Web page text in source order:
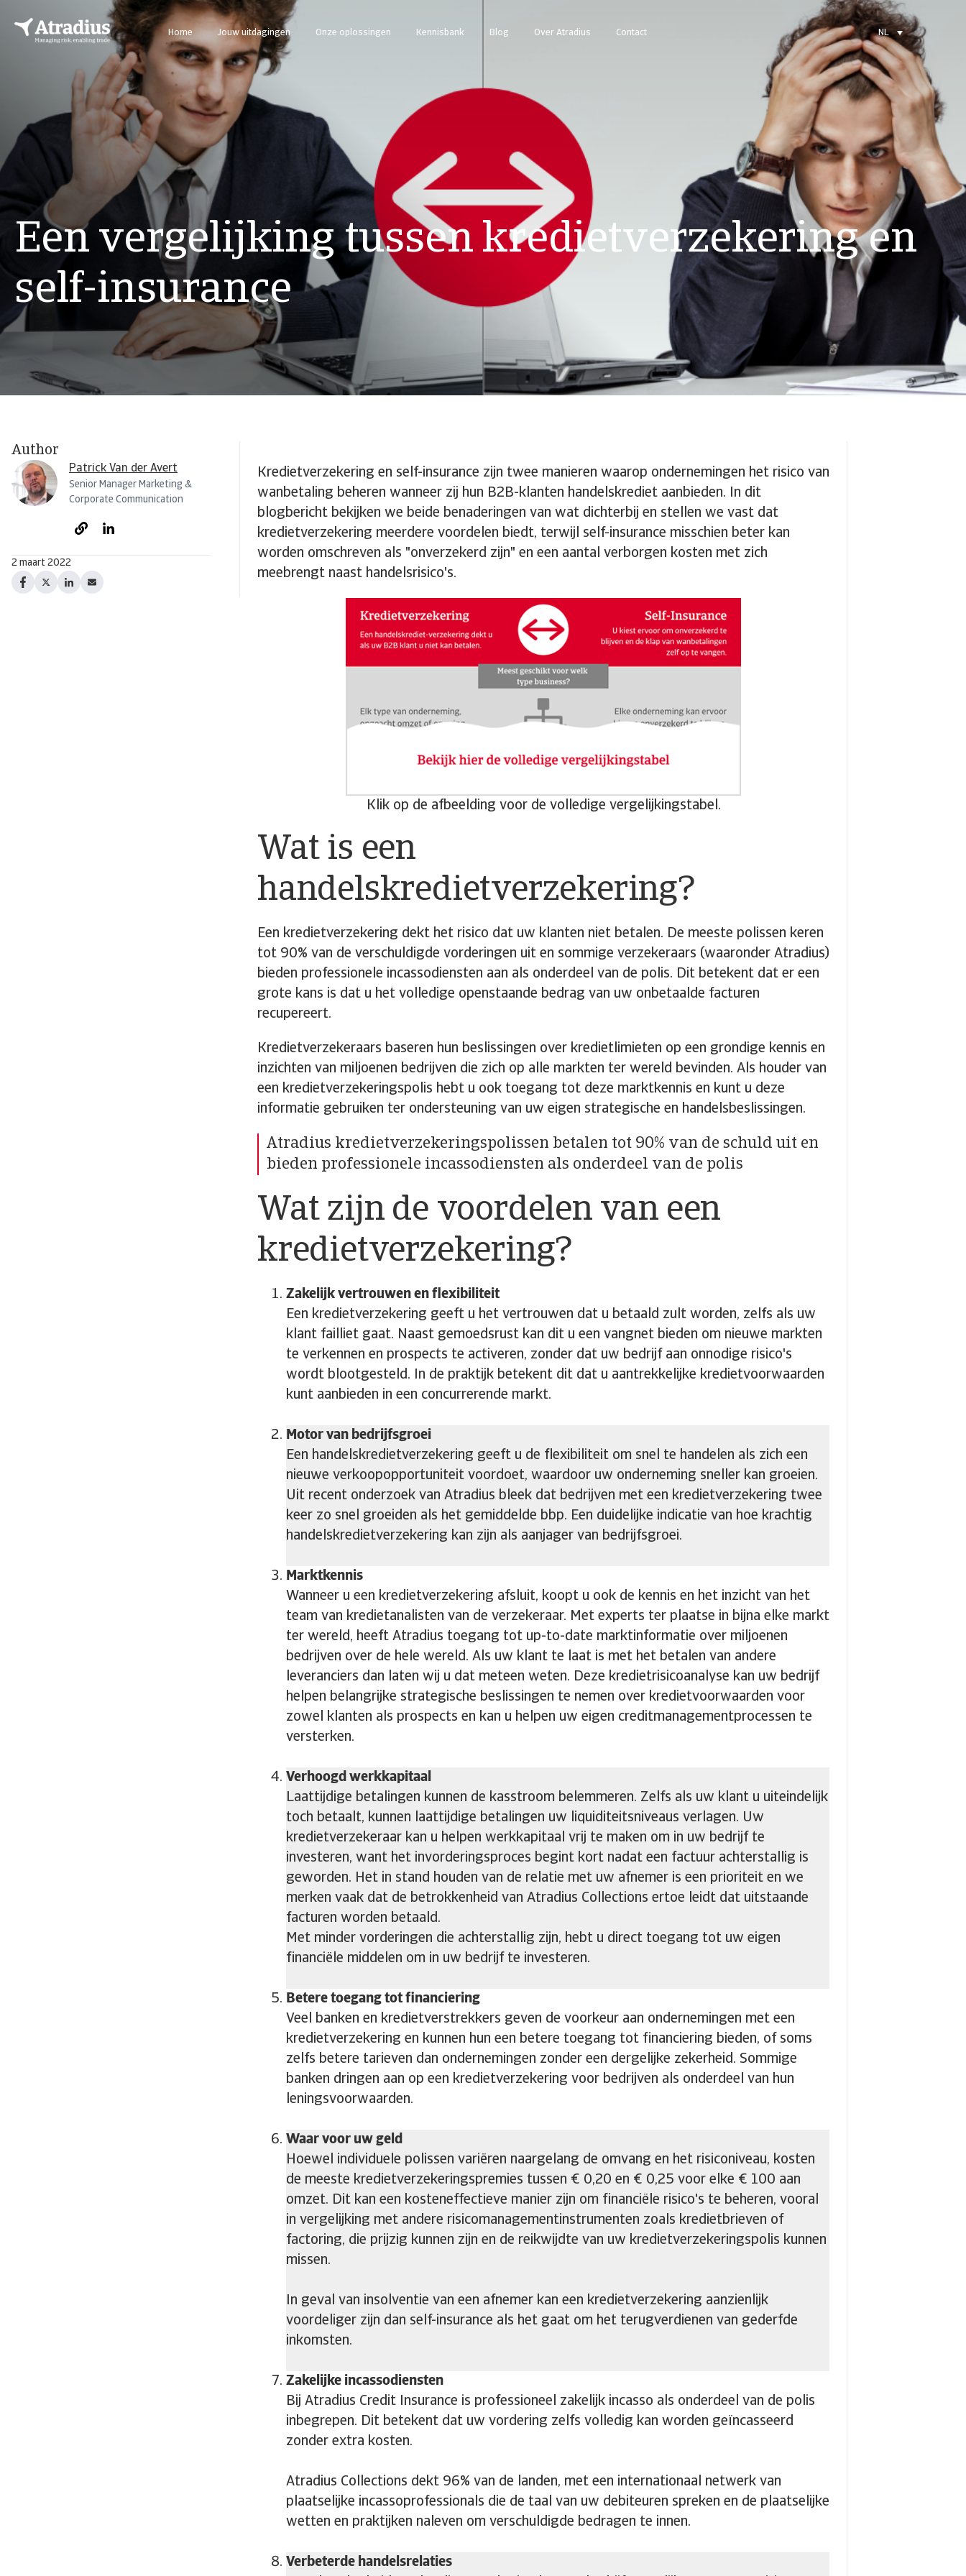
Home Jouw uitdagingen Onze oplossingen Kennisbank Blog Over Atradius Contact NL
Een vergelijking tussen kredietverzekering en
self-insurance
Author
Patrick Van der Avert
Senior Manager Marketing &
Corporate Communication
2 maart 2022
Kredietverzekering en self-insurance zijn twee manieren waarop ondernemingen het risico van
wanbetaling beheren wanneer zij hun B2B-klanten handelskrediet aanbieden. In dit
blogbericht bekijken we beide benaderingen van wat dichterbij en stellen we vast dat
kredietverzekering meerdere voordelen biedt, terwijl self-insurance misschien beter kan
worden omschreven als "onverzekerd zijn" en een aantal verborgen kosten met zich
meebrengt naast handelsrisico's.
Klik op de afbeelding voor de volledige vergelijkingstabel.
Wat is een
handelskredietverzekering?
Een kredietverzekering dekt het risico dat uw klanten niet betalen. De meeste polissen keren
tot 90% van de verschuldigde vorderingen uit en sommige verzekeraars (waaronder Atradius)
bieden professionele incassodiensten aan als onderdeel van de polis. Dit betekent dat er een
grote kans is dat u het volledige openstaande bedrag van uw onbetaalde facturen
recupereert.
Kredietverzekeraars baseren hun beslissingen over kredietlimieten op een grondige kennis en
inzichten van miljoenen bedrijven die zich op alle markten ter wereld bevinden. Als houder van
een kredietverzekeringspolis hebt u ook toegang tot deze marktkennis en kunt u deze
informatie gebruiken ter ondersteuning van uw eigen strategische en handelsbeslissingen.
Atradius kredietverzekeringspolissen betalen tot 90% van de schuld uit en
bieden professionele incassodiensten als onderdeel van de polis
Wat zijn de voordelen van een
kredietverzekering?
Zakelijk vertrouwen en flexibiliteit
Een kredietverzekering geeft u het vertrouwen dat u betaald zult worden, zelfs als uw
klant failliet gaat. Naast gemoedsrust kan dit u een vangnet bieden om nieuwe markten
te verkennen en prospects te activeren, zonder dat uw bedrijf aan onnodige risico's
wordt blootgesteld. In de praktijk betekent dit dat u aantrekkelijke kredietvoorwaarden
kunt aanbieden in een concurrerende markt.
Motor van bedrijfsgroei
Een handelskredietverzekering geeft u de flexibiliteit om snel te handelen als zich een
nieuwe verkoopopportuniteit voordoet, waardoor uw onderneming sneller kan groeien.
Uit recent onderzoek van Atradius bleek dat bedrijven met een kredietverzekering twee
keer zo snel groeiden als het gemiddelde bbp. Een duidelijke indicatie van hoe krachtig
handelskredietverzekering kan zijn als aanjager van bedrijfsgroei.
Marktkennis
Wanneer u een kredietverzekering afsluit, koopt u ook de kennis en het inzicht van het
team van kredietanalisten van de verzekeraar. Met experts ter plaatse in bijna elke markt
ter wereld, heeft Atradius toegang tot up-to-date marktinformatie over miljoenen
bedrijven over de hele wereld. Als uw klant te laat is met het betalen van andere
leveranciers dan laten wij u dat meteen weten. Deze kredietrisicoanalyse kan uw bedrijf
helpen belangrijke strategische beslissingen te nemen over kredietvoorwaarden voor
zowel klanten als prospects en kan u helpen uw eigen creditmanagementprocessen te
versterken.
Verhoogd werkkapitaal
Laattijdige betalingen kunnen de kasstroom belemmeren. Zelfs als uw klant u uiteindelijk
toch betaalt, kunnen laattijdige betalingen uw liquiditeitsniveaus verlagen. Uw
kredietverzekeraar kan u helpen werkkapitaal vrij te maken om in uw bedrijf te
investeren, want het invorderingsproces begint kort nadat een factuur achterstallig is
geworden. Het in stand houden van de relatie met uw afnemer is een prioriteit en we
merken vaak dat de betrokkenheid van Atradius Collections ertoe leidt dat uitstaande
facturen worden betaald.
Met minder vorderingen die achterstallig zijn, hebt u direct toegang tot uw eigen
financiële middelen om in uw bedrijf te investeren.
Betere toegang tot financiering
Veel banken en kredietverstrekkers geven de voorkeur aan ondernemingen met een
kredietverzekering en kunnen hun een betere toegang tot financiering bieden, of soms
zelfs betere tarieven dan ondernemingen zonder een dergelijke zekerheid. Sommige
banken dringen aan op een kredietverzekering voor bedrijven als onderdeel van hun
leningsvoorwaarden.
Waar voor uw geld
Hoewel individuele polissen variëren naargelang de omvang en het risiconiveau, kosten
de meeste kredietverzekeringspremies tussen € 0,20 en € 0,25 voor elke € 100 aan
omzet. Dit kan een kosteneffectieve manier zijn om financiële risico's te beheren, vooral
in vergelijking met andere risicomanagementinstrumenten zoals kredietbrieven of
factoring, die prijzig kunnen zijn en de reikwijdte van uw kredietverzekeringspolis kunnen
missen.
In geval van insolventie van een afnemer kan een kredietverzekering aanzienlijk
voordeliger zijn dan self-insurance als het gaat om het terugverdienen van gederfde
inkomsten.
Zakelijke incassodiensten
Bij Atradius Credit Insurance is professioneel zakelijk incasso als onderdeel van de polis
inbegrepen. Dit betekent dat uw vordering zelfs volledig kan worden geïncasseerd
zonder extra kosten.
Atradius Collections dekt 96% van de landen, met een internationaal netwerk van
plaatselijke incassoprofessionals die de taal van uw debiteuren spreken en de plaatselijke
wetten en praktijken naleven om verschuldigde bedragen te innen.
Verbeterde handelsrelaties